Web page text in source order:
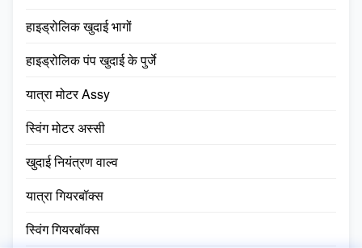
Assurance Delivery time:
Within 2 ...
हाइड्रोलिक खुदाई भागों
हाइड्रोलिक पंप खुदाई के पुर्जे
यात्रा मोटर Assy
स्विंग मोटर अस्सी
खुदाई नियंत्रण वाल्व
यात्रा गियरबॉक्स
स्विंग गियरबॉक्स